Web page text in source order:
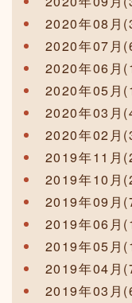
2020年08月
2020年07月
2020年06月
2020年05月
2020年03月
2020年02月
2019年11月
2019年10月
2019年09月
2019年06月
2019年05月
2019年04月
2019年03月